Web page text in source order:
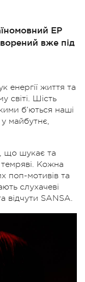
EP
вже під
енергії життя та
світі. Шість
б’ються наші
майбутнє,
що шукає та
темряві. Кожна
поп-мотивів та
слухачеві
відчути SANSA.